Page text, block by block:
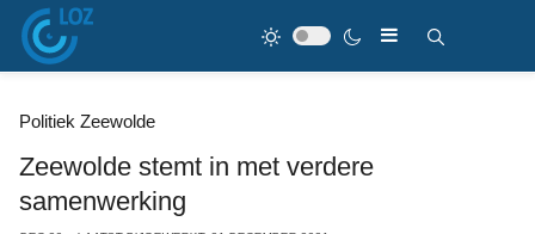
Politiek Zeewolde
Zeewolde stemt in met verdere
samenwerking